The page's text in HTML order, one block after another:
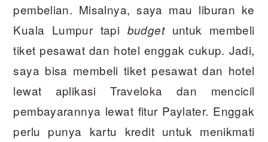
pembelian. Misalnya, saya mau liburan ke
Kuala Lumpur tapi budgetuntuk membeli
tiket pesawat dan hotel enggak cukup. Jadi,
saya bisa membeli tiket pesawat dan hotel
lewat aplikasi Traveloka dan mencicil
pembayarannya lewat fitur Paylater. Enggak
perlu punya kartu kredit untuk menikmati